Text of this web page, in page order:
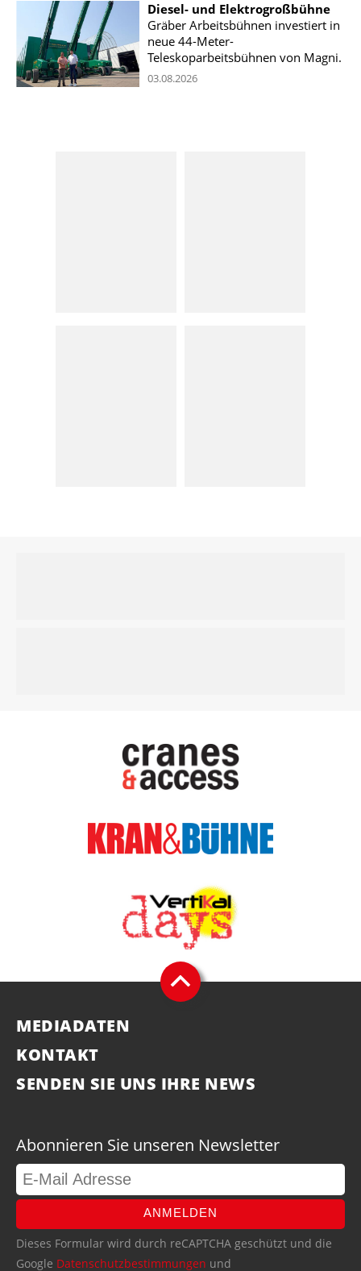
Diesel- und Elektrogroßbühne
Gräber Arbeitsbühnen investiert in
neue 44-Meter-
Teleskoparbeitsbühnen von Magni.
03.08.2026
MEDIADATEN
KONTAKT
SENDEN SIE UNS IHRE NEWS
Abonnieren Sie unseren Newsletter
ANMELDEN
Dieses Formular wird durch reCAPTCHA geschützt und die
Google Datenschutzbestimmungen und